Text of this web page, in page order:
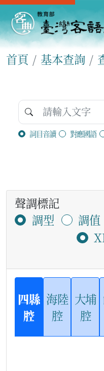
首頁 基本查詢
詞目音讀 對應國語
聲調標記
調型
調值
四縣
腔
海陸
腔
大埔
腔